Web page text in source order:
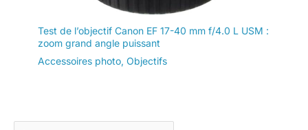
Test de l’objectif Canon EF 17-40 mm f/4.0 L USM :
zoom grand angle puissant
Accessoires photo, Objectifs